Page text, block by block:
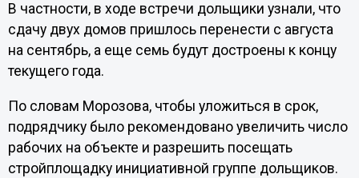
В частности, в ходе встречи дольщики узнали, что
сдачу двух домов пришлось перенести с августа
на сентябрь, а еще семь будут достроены к концу
текущего года.
По словам Морозова, чтобы уложиться в срок,
подрядчику было рекомендовано увеличить число
рабочих на объекте и разрешить посещать
стройплощадку инициативной группе дольщиков.